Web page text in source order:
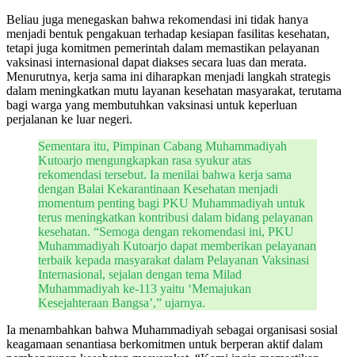
Beliau juga menegaskan bahwa rekomendasi ini tidak hanya
menjadi bentuk pengakuan terhadap kesiapan fasilitas kesehatan,
tetapi juga komitmen pemerintah dalam memastikan pelayanan
vaksinasi internasional dapat diakses secara luas dan merata.
Menurutnya, kerja sama ini diharapkan menjadi langkah strategis
dalam meningkatkan mutu layanan kesehatan masyarakat, terutama
bagi warga yang membutuhkan vaksinasi untuk keperluan
perjalanan ke luar negeri.
Sementara itu, Pimpinan Cabang Muhammadiyah
Kutoarjo mengungkapkan rasa syukur atas
rekomendasi tersebut. Ia menilai bahwa kerja sama
dengan Balai Kekarantinaan Kesehatan menjadi
momentum penting bagi PKU Muhammadiyah untuk
terus meningkatkan kontribusi dalam bidang pelayanan
kesehatan. “Semoga dengan rekomendasi ini, PKU
Muhammadiyah Kutoarjo dapat memberikan pelayanan
terbaik kepada masyarakat dalam Pelayanan Vaksinasi
Internasional, sejalan dengan tema Milad
Muhammadiyah ke-113 yaitu ‘Memajukan
Kesejahteraan Bangsa’,” ujarnya.
Ia menambahkan bahwa Muhammadiyah sebagai organisasi sosial
keagamaan senantiasa berkomitmen untuk berperan aktif dalam